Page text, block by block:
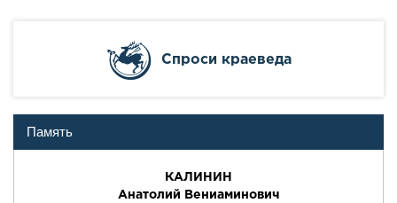
Cпроси краеведа
Память
КАЛИНИН
Анатолий Вениаминович